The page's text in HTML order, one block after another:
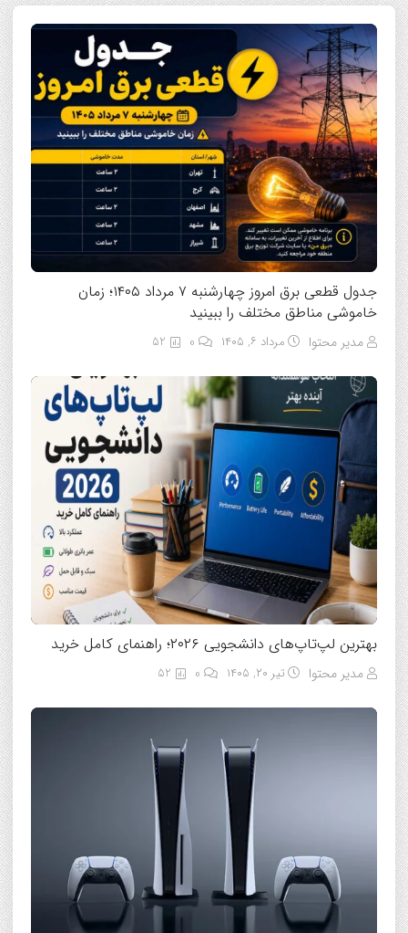
جدول قطعی برق امروز چهارشنبه ۷ مرداد ۱۴۰۵؛ زمان
خاموشی مناطق مختلف را ببینید
مدیر محتوا مرداد ۶, ۱۴۰۵ 52
بهترین لپ‌تاپ‌های دانشجویی ۲۰۲۶؛ راهنمای کامل خرید
مدیر محتوا تیر ۲۰, ۱۴۰۵ 52